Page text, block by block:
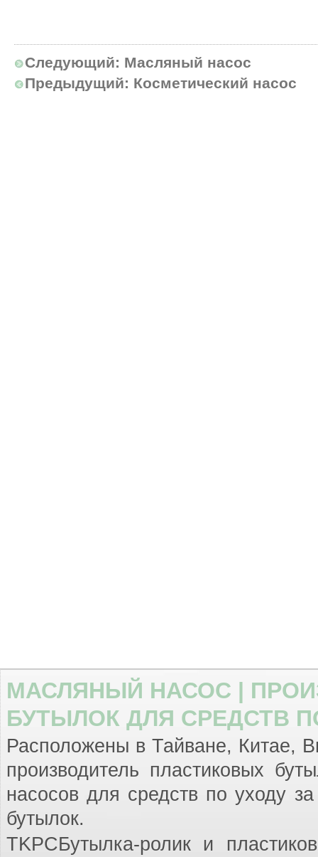
Следующий: Масляный насос
Предыдущий: Косметический насос
МАСЛЯНЫЙ НАСОС |
БУТЫЛОК ДЛЯ СРЕДСТВ
Расположены в Тайване, Китае,
производитель пластиковых
насосов для средств по уходу
бутылок.
TKPCБутылка-ролик и